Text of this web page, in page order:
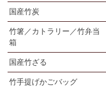
国産竹炭
竹箸／カトラリー／竹弁当
箱
国産竹ざる
竹手提げかごバッグ